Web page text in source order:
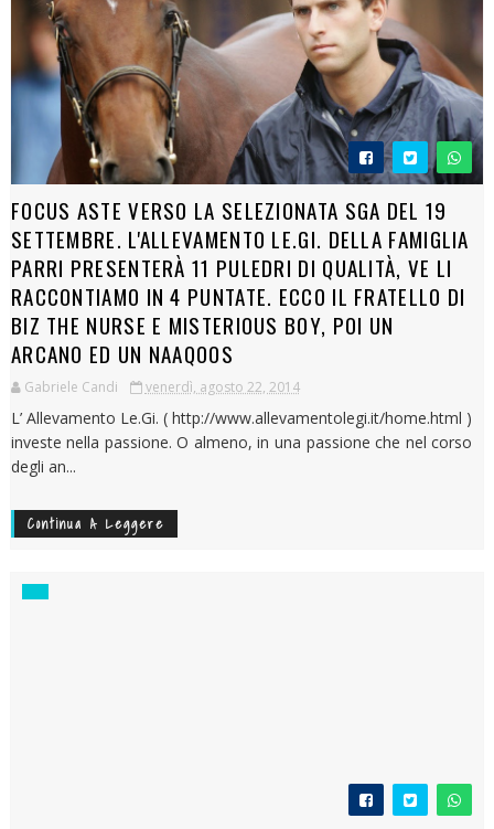
FOCUS ASTE VERSO LA SELEZIONATA SGA DEL 19
SETTEMBRE. L'ALLEVAMENTO LE.GI. DELLA FAMIGLIA
PARRI PRESENTERÀ 11 PULEDRI DI QUALITÀ, VE LI
RACCONTIAMO IN 4 PUNTATE. ECCO IL FRATELLO DI
BIZ THE NURSE E MISTERIOUS BOY, POI UN
ARCANO ED UN NAAQOOS
Gabriele Candi venerdì, agosto 22, 2014
L’ Allevamento Le.Gi. ( http://www.allevamentolegi.it/home.html )
investe nella passione. O almeno, in una passione che nel corso
degli an...
Continua A Leggere